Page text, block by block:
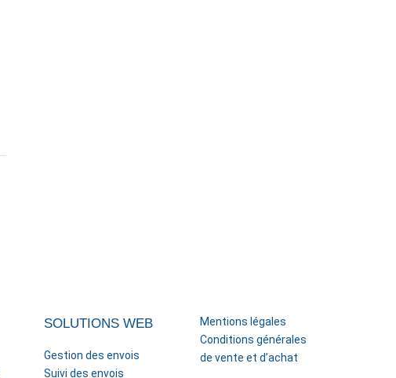
SOLUTIONS WEB
Gestion des envois
Suivi des envois
Mentions légales
Conditions générales
de vente et d’achat